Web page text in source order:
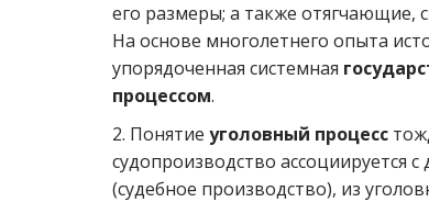
его размеры; а также отягчающие,
На основе многолетнего опыта
упорядоченная системная
процессом.
2. Понятие уголовный процесс
судопроизводство ассоциируется
(судебное производство), из